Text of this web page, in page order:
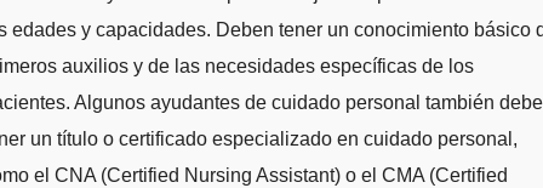
edades y capacidades. Deben tener un conocimiento básico
auxilios y de las necesidades específicas de los
Algunos ayudantes de cuidado personal también
un título o certificado especializado en cuidado personal,
el CNA (Certified Nursing Assistant) o el CMA (Certified